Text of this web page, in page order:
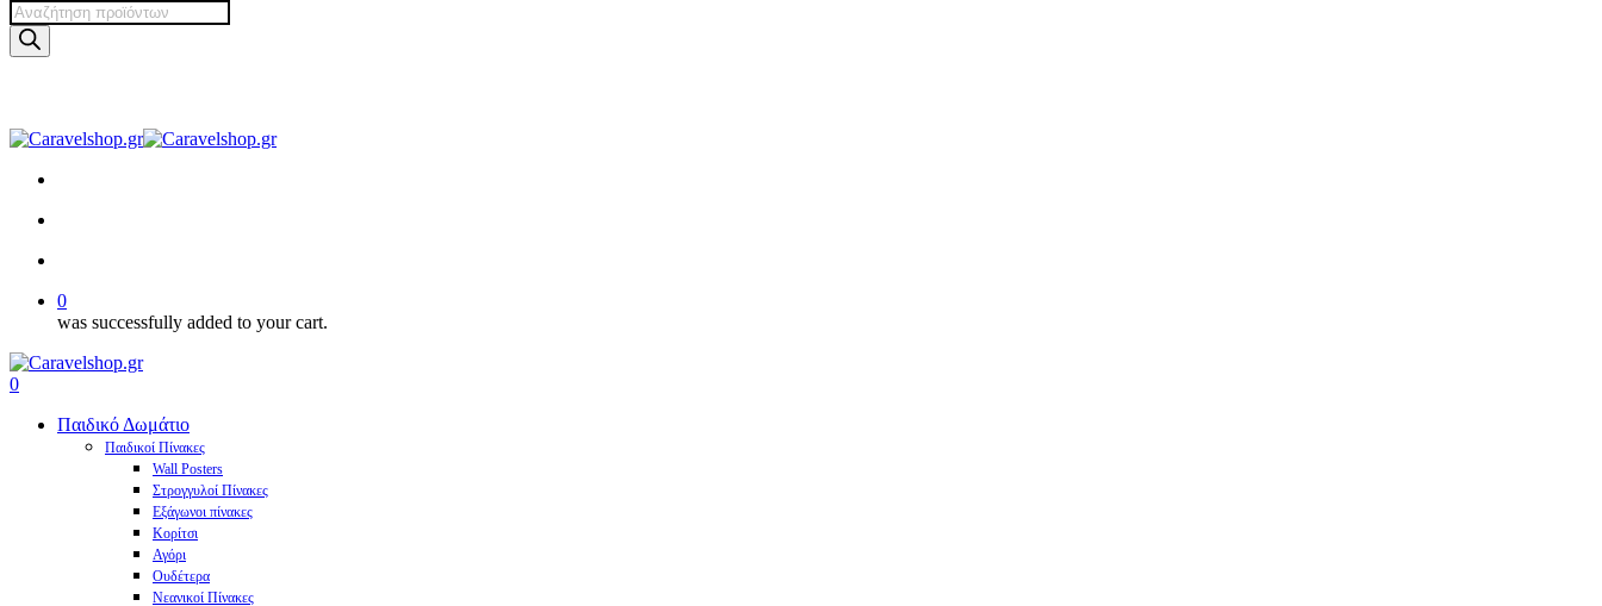
to
content
Products
search
0
was successfully added to your cart.
Menu
search
account
0
Παιδικό Δωμάτιο
Παιδικοί Πίνακες
Wall Posters
Στρογγυλοί Πίνακες
Εξάγωνοι πίνακες
Κορίτσι
Αγόρι
Ουδέτερα
Νεανικοί Πίνακες